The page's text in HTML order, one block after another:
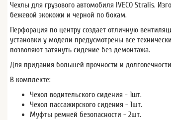
Чехлы для грузового автомобиля IVECO Stralis.
бежевой экокожи и черной по бокам.
Перфорация по центру создает отличную
установки у модели предусмотрены все
позволяют затянуть сидение без демонтажа.
Для придания большей прочности и
В комплекте:
Чехол водительского сидения - 1шт.
Чехол пассажирского сидения - 1шт.
Муфты ремней безопасности - 2шт.